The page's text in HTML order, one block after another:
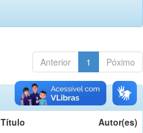
Anterior 1 Póximo
Título Autor(es)